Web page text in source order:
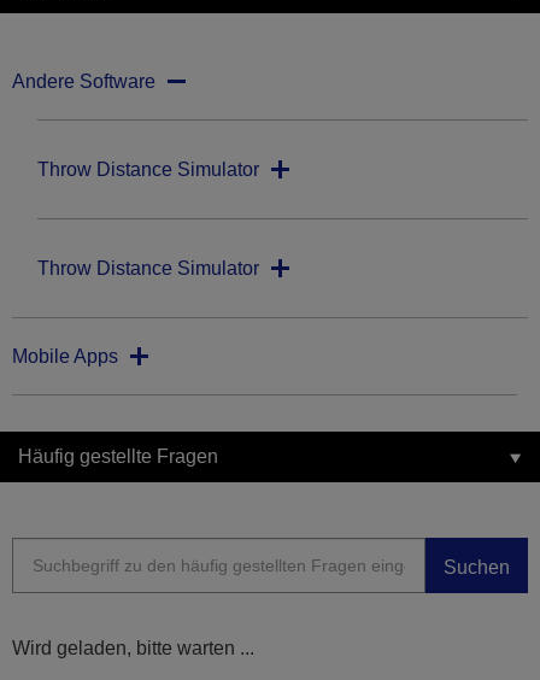
Andere Software
Throw Distance Simulator
Throw Distance Simulator
Mobile Apps
Häufig gestellte Fragen
Suchen
Wird geladen, bitte warten ...